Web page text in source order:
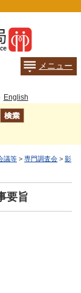
議等 > 専門調査会 > 影
要旨